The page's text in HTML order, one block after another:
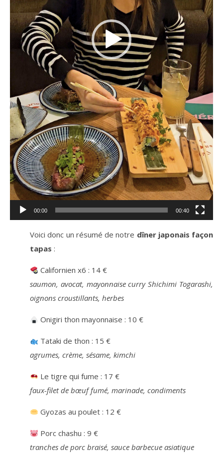
00:00 00:40
Voici donc un résumé de notre dîner japonais façon
tapas :
Californien x6 : 14 €
saumon, avocat, mayonnaise curry Shichimi Togarashi,
oignons croustillants, herbes
Onigiri thon mayonnaise : 10 €
Tataki de thon : 15 €
agrumes, crème, sésame, kimchi
Le tigre qui fume : 17 €
faux-filet de bœuf fumé, marinade, condiments
Gyozas au poulet : 12 €
Porc chashu : 9 €
tranches de porc braisé, sauce barbecue asiatique